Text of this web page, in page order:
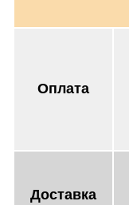
Оплата
Доставка